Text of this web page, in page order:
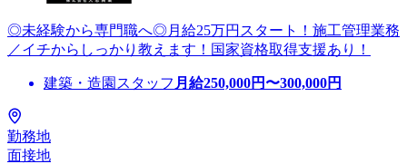
◎未経験から専門職へ◎月給25万円スタート！施工管理業務
／イチからしっかり教えます！国家資格取得支援あり！
建築・造園スタッフ 月給250,000円〜300,000円
勤務地
面接地